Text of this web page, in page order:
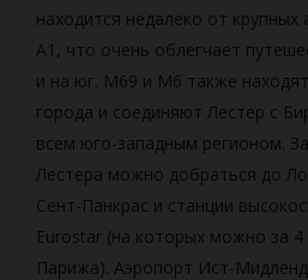
находится недалеко от крупных
A1, что очень облегчает
и на юг. M69 и M6 также
города и соединяют Лестер с
всем юго-западным регионом.
Лестера можно добраться до
Сент-Панкрас и станции
Eurostar (на которых можно за 4
Парижа). Аэропорт Ист-